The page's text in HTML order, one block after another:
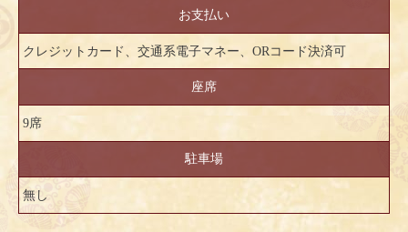
お支払い
クレジットカード、交通系電子マネー、ORコード決済可
座席
9席
駐車場
無し